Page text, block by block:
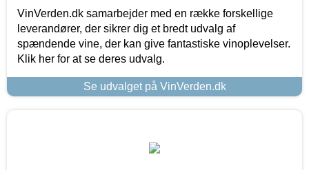
VinVerden.dk samarbejder med en række forskellige
leverandører, der sikrer dig et bredt udvalg af
spændende vine, der kan give fantastiske vinoplevelser.
Klik her for at se deres udvalg.
Se udvalget på VinVerden.dk